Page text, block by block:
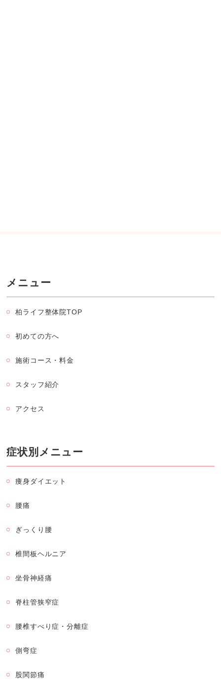
メニュー
柏ライフ整体院TOP
初めての方へ
施術コース・料金
スタッフ紹介
アクセス
症状別メニュー
痩身ダイエット
腰痛
ぎっくり腰
椎間板ヘルニア
坐骨神経痛
脊柱管狭窄症
腰椎すべり症・分離症
側弯症
股関節痛